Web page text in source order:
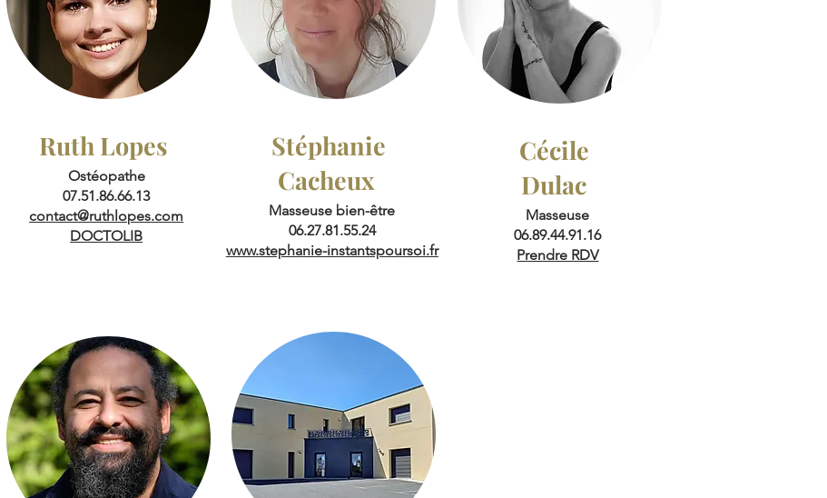
Ruth Lopes
Ostéopathe
07.51.86.66.13
contact@ruthlopes.com
DOCTOLIB
Stéphanie
Cacheux
Masseuse bien-être
06.27.81.55.24
www.stephanie-instantspoursoi.fr
Cécile
Dulac
Masseuse
06.89.44.91.16
Prendre RDV